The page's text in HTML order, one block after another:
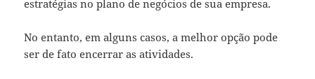
estratégias no plano de negócios de sua empresa.
No entanto, em alguns casos, a melhor opção pode
ser de fato encerrar as atividades.